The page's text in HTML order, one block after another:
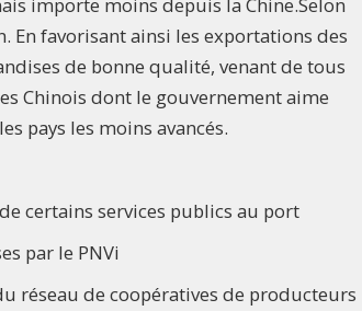
importe moins depuis la Chine.Selon
En favorisant ainsi les exportations des
de bonne qualité, venant de tous
Chinois dont le gouvernement aime
pays les moins avancés.
certains services publics au port
par le PNVi
réseau de coopératives de producteurs